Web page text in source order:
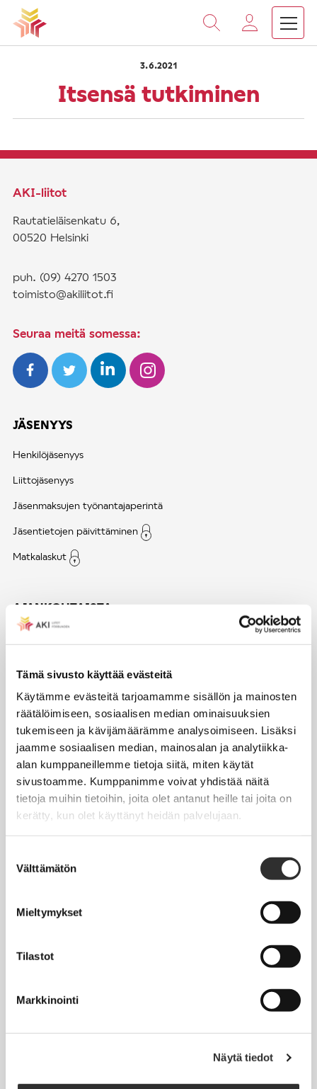
Tämä sivusto käyttää evästeitä
Käytämme evästeitä tarjoamamme sisällön ja mainosten
räätälöimiseen, sosiaalisen median ominaisuuksien
tukemiseen ja kävijämäärämme analysoimiseen. Lisäksi
jaamme sosiaalisen median, mainosalan ja analytiikka-
alan kumppaneillemme tietoja siitä, miten käytät
sivustoamme. Kumppanimme voivat yhdistää näitä
tietoja muihin tietoihin, joita olet antanut heille tai joita on
kerätty, kun olet käyttänyt heidän palvelujaan.
valinta
Välttämätön
Mieltymykset
Tilastot
Markkinointi
Näytä tiedot
Vieritä
sisältöön
Etusivu Itsensä tutkiminen
3.6.2021
Itsensä tutkiminen
AKI-liitot
Rautatieläisenkatu 6,
00520 Helsinki
puh. (09) 4270 1503
toimisto@akiliitot.fi
Seuraa meitä somessa:
JÄSENYYS
Henkilöjäsenyys
Liittojäsenyys
Jäsenmaksujen työnantajaperintä
Jäsentietojen päivittäminen
Matkalaskut
AJANKOHTAISTA
Crux-lehti
JOBI
TYÖELÄMÄOPAS
Työnhaku
KirVESTES 2025-2028, KJTES sekä muut työ- ja
Palkkaus
Työttömyys ja lomautukset